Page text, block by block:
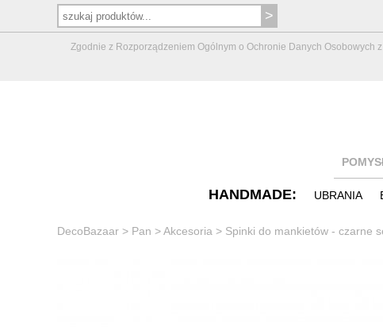
Zgodnie z Rozporządzeniem Ogólnym o Ochronie Danych Osobowych
HANDMADE: UBRANIA
DecoBazaar > Pan >Akcesoria > Spinki do mankietów - czarne